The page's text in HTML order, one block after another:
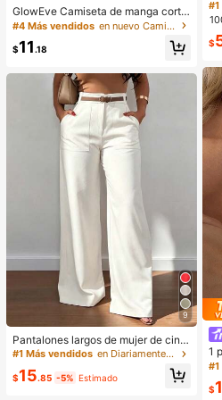
GlowEve Camiseta de manga corta
de cuello redondo de unicolor casu
r
#4 Más vendidos en nuevo Camisetas De Mujer
$11.18
9
Pantalones largos de mujer de cintu
ra alta, pierna recta y ancha, casual
rsátiles y de calidad, de moda para l
#1 Más vendidos en Diariamente Pantalones De Mujer
$15.85 -5% Estimado
&
$
1
e
$